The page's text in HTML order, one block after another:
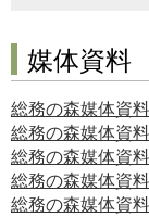
媒体資料
総務の森媒体資
総務の森媒体資
総務の森媒体資
総務の森媒体資
総務の森媒体資